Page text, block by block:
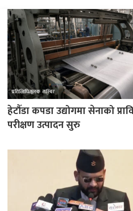
हेटौँडा कपडा उद्योगमा सेनाको
परीक्षण उत्पादन सुरु